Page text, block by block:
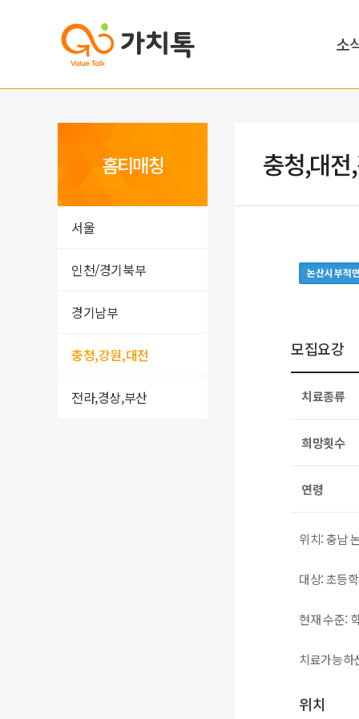
소
홈티매칭
서울
인천/경기북부
경기남부
충청,강원,대전
전라,경상,부산
충청,대전
논산시 부적면
모집요강
치료종류
희망횟수
연령
위치: 충남
대상: 초등
현재 수준:
치료가능하
위치